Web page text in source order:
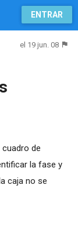
ENTRAR
el 19 jun. 08
de
la fase y
caja no se